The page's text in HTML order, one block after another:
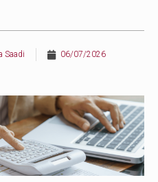
Saadi 06/07/2026